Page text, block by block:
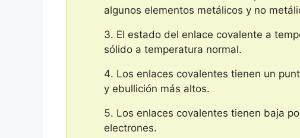
algunos elementos metálicos y no
El estado del enlace covalente a
sólido a temperatura normal.
Los enlaces covalentes tienen un
y ebullición más altos.
Los enlaces covalentes tienen baja
electrones.